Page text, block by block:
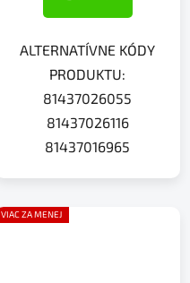
ALTERNATÍVNE KÓDY
PRODUKTU:
81437026055
81437026116
81437016965
VIAC ZA MENEJ